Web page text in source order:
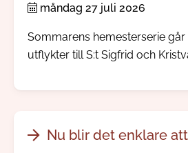
måndag 27 juli 2026
Sommarens hemesterserie
utflykter till S:t Sigfrid och
järnåldershistoria, gamla
dricka hälsobringande
Nu blir det enklare